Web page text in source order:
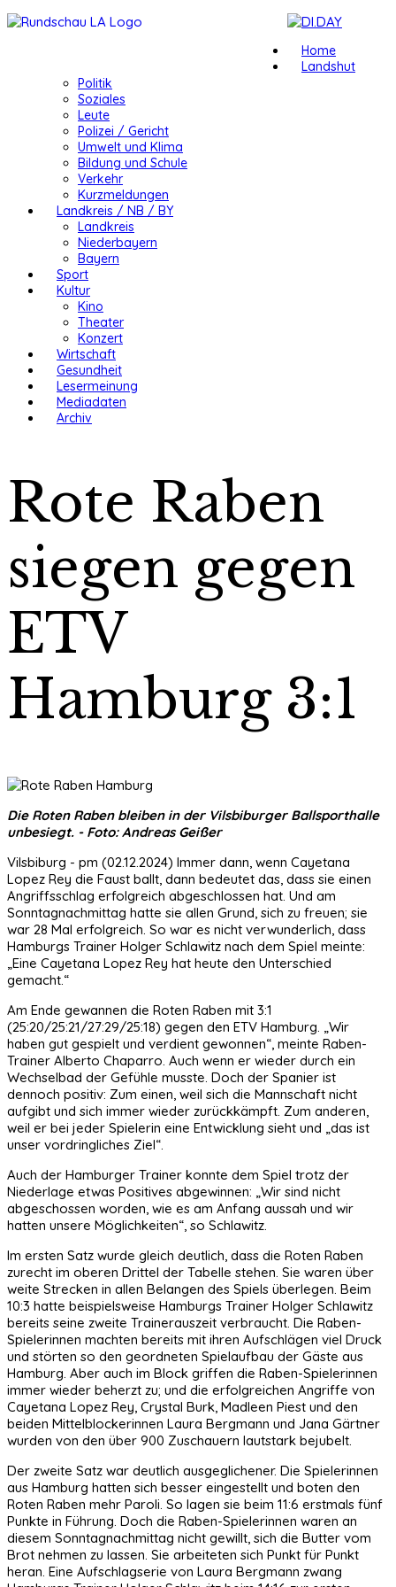
Home
Landshut
Politik
Soziales
Leute
Polizei / Gericht
Umwelt und Klima
Bildung und Schule
Verkehr
Kurzmeldungen
Landkreis / NB / BY
Landkreis
Niederbayern
Bayern
Sport
Kultur
Kino
Theater
Konzert
Wirtschaft
Gesundheit
Lesermeinung
Mediadaten
Archiv
Rote Raben
siegen gegen
ETV
Hamburg 3:1
Die Roten Raben bleiben in der Vilsbiburger Ballsporthalle
unbesiegt. - Foto: Andreas Geißer
Vilsbiburg - pm (02.12.2024) Immer dann, wenn Cayetana
Lopez Rey die Faust ballt, dann bedeutet das, dass sie einen
Angriffsschlag erfolgreich abgeschlossen hat. Und am
Sonntagnachmittag hatte sie allen Grund, sich zu freuen; sie
war 28 Mal erfolgreich. So war es nicht verwunderlich, dass
Hamburgs Trainer Holger Schlawitz nach dem Spiel meinte:
„Eine Cayetana Lopez Rey hat heute den Unterschied
gemacht.“
Am Ende gewannen die Roten Raben mit 3:1
(25:20/25:21/27:29/25:18) gegen den ETV Hamburg. „Wir
haben gut gespielt und verdient gewonnen“, meinte Raben-
Trainer Alberto Chaparro. Auch wenn er wieder durch ein
Wechselbad der Gefühle musste. Doch der Spanier ist
dennoch positiv: Zum einen, weil sich die Mannschaft nicht
aufgibt und sich immer wieder zurückkämpft. Zum anderen,
weil er bei jeder Spielerin eine Entwicklung sieht und „das ist
unser vordringliches Ziel“.
Auch der Hamburger Trainer konnte dem Spiel trotz der
Niederlage etwas Positives abgewinnen: „Wir sind nicht
abgeschossen worden, wie es am Anfang aussah und wir
hatten unsere Möglichkeiten“, so Schlawitz.
Im ersten Satz wurde gleich deutlich, dass die Roten Raben
zurecht im oberen Drittel der Tabelle stehen. Sie waren über
weite Strecken in allen Belangen des Spiels überlegen. Beim
10:3 hatte beispielsweise Hamburgs Trainer Holger Schlawitz
bereits seine zweite Trainerauszeit verbraucht. Die Raben-
Spielerinnen machten bereits mit ihren Aufschlägen viel Druck
und störten so den geordneten Spielaufbau der Gäste aus
Hamburg. Aber auch im Block griffen die Raben-Spielerinnen
immer wieder beherzt zu; und die erfolgreichen Angriffe von
Cayetana Lopez Rey, Crystal Burk, Madleen Piest und den
beiden Mittelblockerinnen Laura Bergmann und Jana Gärtner
wurden von den über 900 Zuschauern lautstark bejubelt.
Der zweite Satz war deutlich ausgeglichener. Die Spielerinnen
aus Hamburg hatten sich besser eingestellt und boten den
Roten Raben mehr Paroli. So lagen sie beim 11:6 erstmals fünf
Punkte in Führung. Doch die Raben-Spielerinnen waren an
diesem Sonntagnachmittag nicht gewillt, sich die Butter vom
Brot nehmen zu lassen. Sie arbeiteten sich Punkt für Punkt
heran. Eine Aufschlagserie von Laura Bergmann zwang